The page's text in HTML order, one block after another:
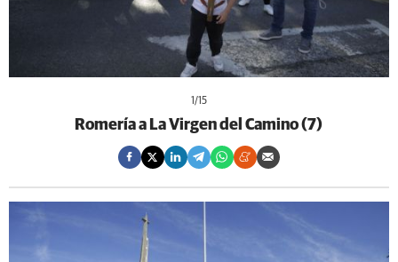
/15
Romería a La Virgen del Camino (7)